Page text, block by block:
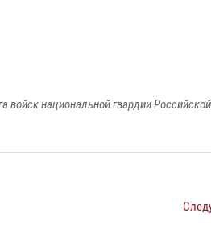
войск национальной гвардии